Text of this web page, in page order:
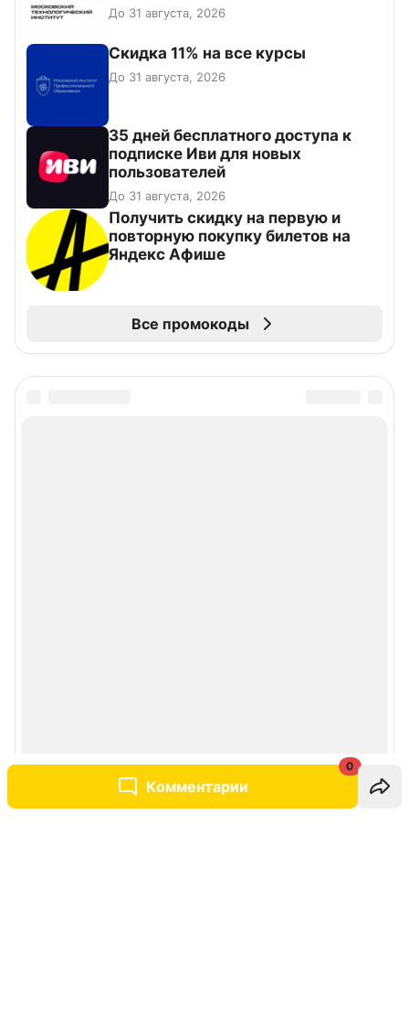
Комментарии
0
До 31 августа, 2026
Скидка 11% на все курсы
До 31 августа, 2026
35 дней бесплатного доступа к
подписке Иви для новых
пользователей
До 31 августа, 2026
Получить скидку на первую и
повторную покупку билетов на
Яндекс Афише
Все промокоды